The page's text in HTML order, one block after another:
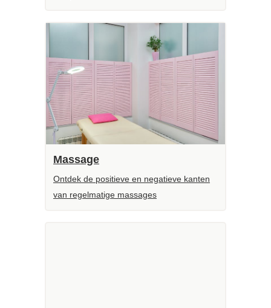
Massage
Ontdek de positieve en negatieve kanten
van regelmatige massages